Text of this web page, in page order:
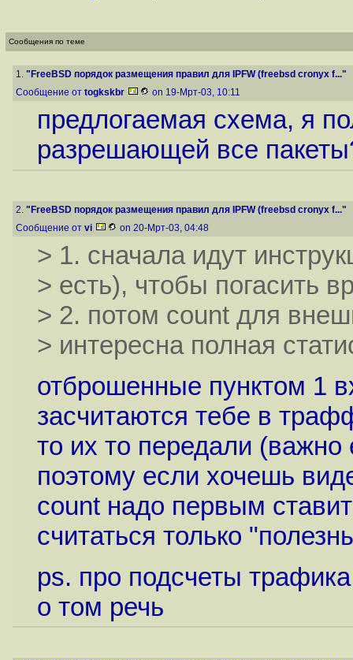
Сообщения по теме
1. "FreeBSD порядок размещения правил для IPFW (freebsd cronyx f..."
Сообщение от togkskbr on 19-Мрт-03, 10:11
предлогаемая схема, я
разрешающей все
2. "FreeBSD порядок размещения правил для IPFW (freebsd cronyx f..."
Сообщение от vi on 20-Мрт-03, 04:48
> 1. сначала идут
> есть), чтобы погасить
> 2. потом count для
> интересна полная
отброшенные пунктом 1
засчитаются тебе в
то их то передали
поэтому если хочешь
count надо первым
считаться только
ps. про подсчеты
о том речь